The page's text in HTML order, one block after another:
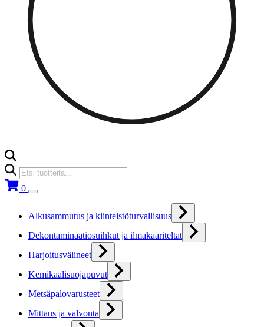
Products
search
0
Alkusammutus ja kiinteistöturvallisuus
Dekontaminaatiosuihkut ja ilmakaariteltat
Harjoitusvälineet
Kemikaalisuojapuvut
Metsäpalovarusteet
Mittaus ja valvonta